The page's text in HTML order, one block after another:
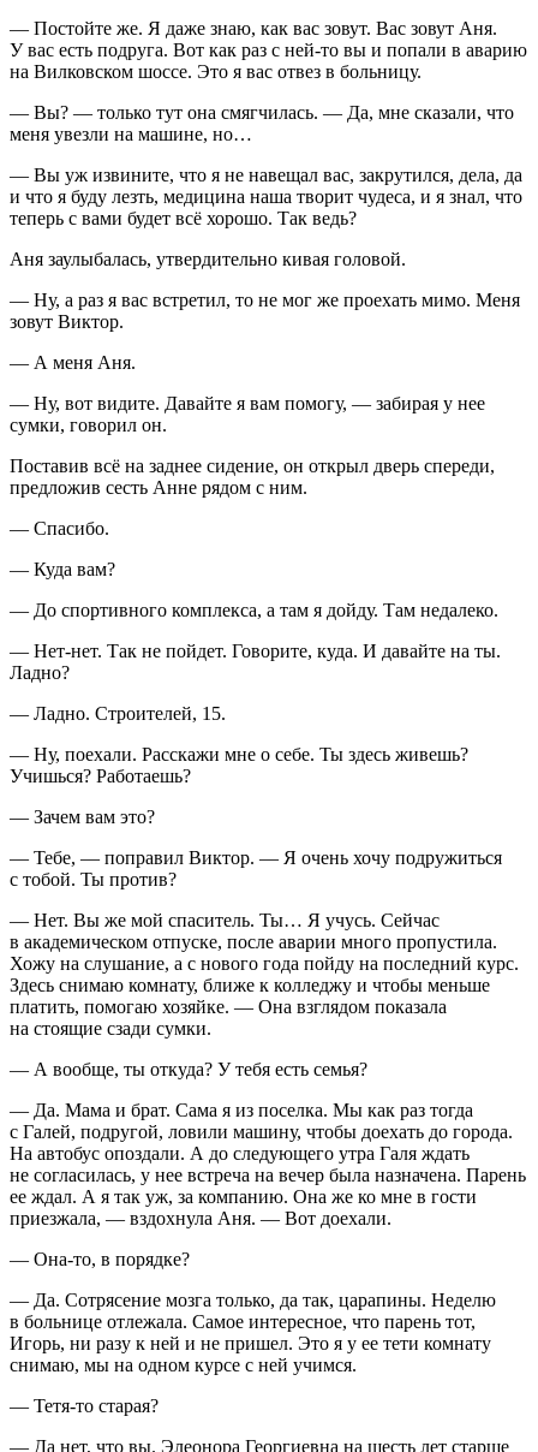
— Постойте же. Я даже знаю, как вас зовут. Вас зовут Аня.
У вас есть подруга. Вот как раз с ней-то вы и попали в аварию
на Вилковском шоссе. Это я вас отвез в больницу.
— Вы? — только тут она смягчилась. — Да, мне сказали, что
меня увезли на машине, но…
— Вы уж извините, что я не навещал вас, закрутился, дела, да
и что я буду лезть, медицина наша творит чудеса, и я знал, что
теперь с вами будет всё хорошо. Так ведь?
Аня заулыбалась, утвердительно кивая головой.
— Ну, а раз я вас встретил, то не мог же проехать мимо. Меня
зовут Виктор.
— А меня Аня.
— Ну, вот видите. Давайте я вам помогу, — забирая у нее
сумки, говорил он.
Поставив всё на заднее сидение, он открыл дверь спереди,
предложив сесть Анне рядом с ним.
— Спасибо.
— Куда вам?
— До спортивного комплекса, а там я дойду. Там недалеко.
— Нет-нет. Так не пойдет. Говорите, куда. И давайте на ты.
Ладно?
— Ладно. Строителей, 15.
— Ну, поехали. Расскажи мне о себе. Ты здесь живешь?
Учишься? Работаешь?
— Зачем вам это?
— Тебе, — поправил Виктор. — Я очень хочу подружиться
с тобой. Ты против?
— Нет. Вы же мой спаситель. Ты… Я учусь. Сейчас
в академическом отпуске, после аварии много пропустила.
Хожу на слушание, а с нового года пойду на последний курс.
Здесь снимаю комнату, ближе к колледжу и чтобы меньше
платить, помогаю хозяйке. — Она взглядом показала
на стоящие сзади сумки.
— А вообще, ты откуда? У тебя есть семья?
— Да. Мама и брат. Сама я из поселка. Мы как раз тогда
с Галей, подругой, ловили машину, чтобы доехать до города.
На автобус опоздали. А до следующего утра Галя ждать
не согласилась, у нее встреча на вечер была назначена. Парень
ее ждал. А я так уж, за компанию. Она же ко мне в гости
приезжала, — вздохнула Аня. — Вот доехали.
— Она-то, в порядке?
— Да. Сотрясение мозга только, да так, царапины. Неделю
в больнице отлежала. Самое интересное, что парень тот,
Игорь, ни разу к ней и не пришел. Это я у ее тети комнату
снимаю, мы на одном курсе с ней учимся.
— Тетя-то старая?
— Да нет, что вы. Элеонора Георгиевна на шесть лет старше